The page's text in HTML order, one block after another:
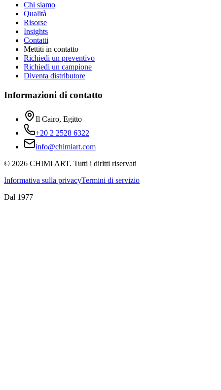
Chi siamo
Qualità
Risorse
Insights
Contatti
Mettiti in contatto
Richiedi un preventivo
Richiedi un campione
Diventa distributore
Informazioni di contatto
Il Cairo, Egitto
+20 2 2528 6322
info@chimiart.com
© 2026 CHIMI ART. Tutti i diritti riservati
Informativa sulla privacyTermini di servizio
Dal 1977